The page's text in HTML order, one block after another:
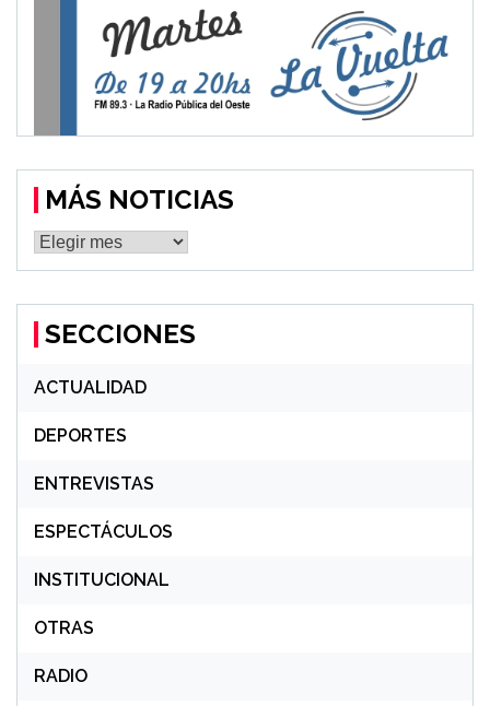
MÁS NOTICIAS
MÁS
NOTICIAS
SECCIONES
ACTUALIDAD
DEPORTES
ENTREVISTAS
ESPECTÁCULOS
INSTITUCIONAL
OTRAS
RADIO